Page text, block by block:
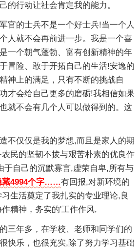
的行动让社会肯定我的能力。
官的士兵不是一个好士兵!当一个人
人就不会再前进一步。我是一个喜
一个朝气蓬勃、富有创新精神的年
冒险、敢于开拓自己的生活!安逸的
神上的满足，只有不断的挑战自
才会给自己更多的磨砺!我相信如果
就不会有几个人可以做得到的。这
不仅仅是我的梦想,而且是家人的期
民的坚韧不拔与艰苦朴素的优良作
于自己的沉默寡言,虚荣自卑,所有与
4994个字……有回报,对新环境的
生活奠定了我扎实的专业理论,良
精神，务实的'工作作风,
三年多，在学校、老师和同学们的
快乐，也很充实,除了努力学习基础